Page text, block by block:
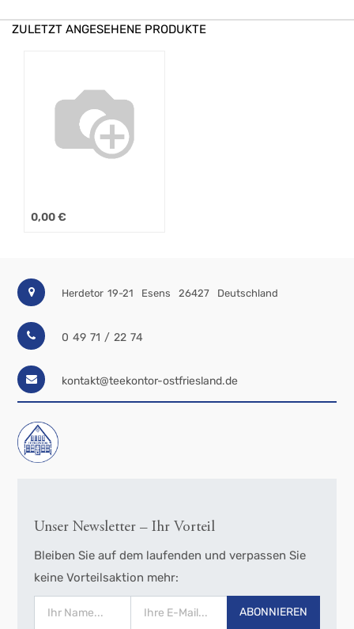
ZULETZT ANGESEHENE PRODUKTE
0,00€
Herdetor 19-21 Esens 26427 Deutschland
0 49 71 / 22 74
kontakt@teekontor-ostfriesland.de
Unser Newsletter – Ihr Vorteil
Bleiben Sie auf dem laufenden und verpassen Sie
keine Vorteilsaktion mehr:
ABONNIEREN